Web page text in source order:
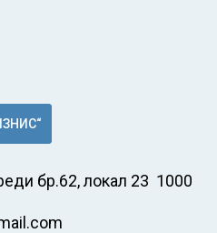
бр.62, локал 23 1000